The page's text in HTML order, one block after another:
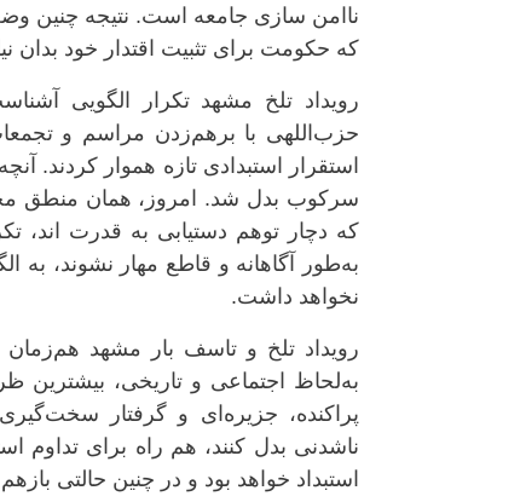
ناامن ‌سازی جامعه است. نتیجه چنین
که حکومت برای تثبیت اقتدار خود بدان
حزب‌اللهی با برهم‌زدن مراسم و
استقرار استبدادی تازه هموار کردند.
سرکوب بدل شد. امروز، همان منطق
که دچار توهم دستیابی به قدرت اند،
به‌طور آگاهانه و قاطع مهار نشوند، به
نخواهد داشت.
رویداد تلخ و تاسف بار مشهد
به‌لحاظ اجتماعی و تاریخی، بیشترین
پراکنده، جزیره‌ای و گرفتار
ناشدنی بدل کنند، هم راه برای تداوم
استبداد خواهد بود و در چنین حالتی